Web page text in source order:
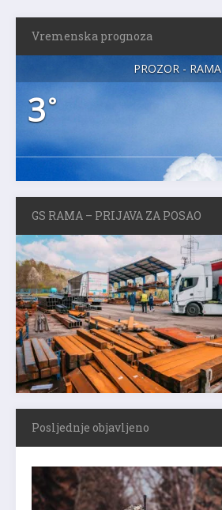
Vremenska prognoza
PROZOR - RAMA
3°
GS RAMA – PRIJAVA ZA POSAO
Posljednje objavljeno